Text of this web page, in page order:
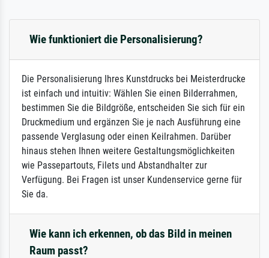
Wie funktioniert die Personalisierung?
Die Personalisierung Ihres Kunstdrucks bei Meisterdrucke
ist einfach und intuitiv: Wählen Sie einen Bilderrahmen,
bestimmen Sie die Bildgröße, entscheiden Sie sich für ein
Druckmedium und ergänzen Sie je nach Ausführung eine
passende Verglasung oder einen Keilrahmen. Darüber
hinaus stehen Ihnen weitere Gestaltungsmöglichkeiten
wie Passepartouts, Filets und Abstandhalter zur
Verfügung. Bei Fragen ist unser Kundenservice gerne für
Sie da.
Wie kann ich erkennen, ob das Bild in meinen
Raum passt?